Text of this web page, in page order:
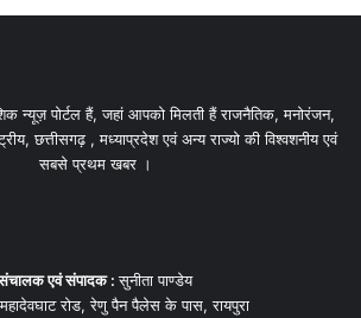
न्यूज़ पोर्टल हैं, जहां आपको मिलती हैं राजनैतिक, मनोरंजन,
छत्तीसगढ़ , मध्याप्रदेश एवं अन्य राज्यो की विश्वशनीय एवं
सबसे प्रथम खबर ।
एवं संपादक :सुनीता पाण्डेय
महादेवघाट रोड, रेणु पैन पैलेस के पास, रायपुरा